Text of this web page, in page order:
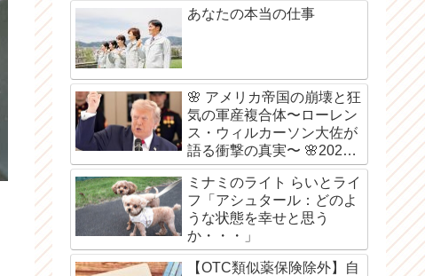
あなたの本当の仕事
🌸 アメリカ帝国の崩壊と狂
気の軍産複合体〜ローレン
ス・ウィルカーソン大佐が
語る衝撃の真実〜 🌸2026
年8月6日
ミナミのライト らいとライ
フ「アシュタール：どのよ
うな状態を幸せと思う
か・・・」
【OTC類似薬保険除外】自